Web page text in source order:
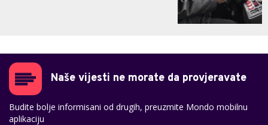
Naše vijesti ne morate da provjeravate
Budite bolje informisani od drugih, preuzmite Mondo mobilnu
aplikaciju